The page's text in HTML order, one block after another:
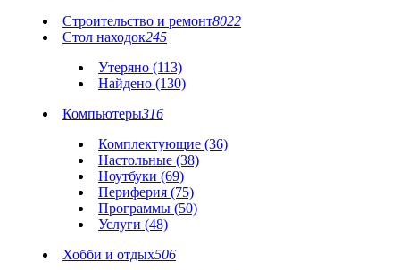
Строительство и ремонт8022
Стол находок245
Утеряно (113)
Найдено (130)
Компьютеры316
Комплектующие (36)
Настольные (38)
Ноутбуки (69)
Периферия (75)
Программы (50)
Услуги (48)
Хобби и отдых506